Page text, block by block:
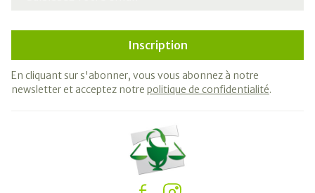
Inscription
En cliquant sur s'abonner, vous vous abonnez à notre
newsletter et acceptez notre politique de confidentialité.